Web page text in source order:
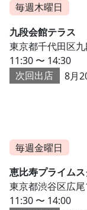
毎週木曜日
九段会館テラス
東京都千代田区
11:30 〜 14:30
次回出店
8月
毎週金曜日
恵比寿プライム
東京都渋谷区広
11:30 〜 14:00